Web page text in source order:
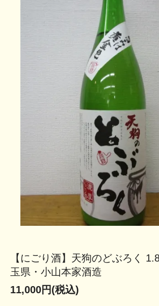
【にごり酒】天狗のどぶろく
玉県・小山本家酒造
11,000円(税込)